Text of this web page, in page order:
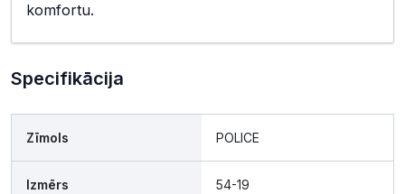
komfortu.
Specifikācija
Zīmols POLICE
Izmērs 54-19